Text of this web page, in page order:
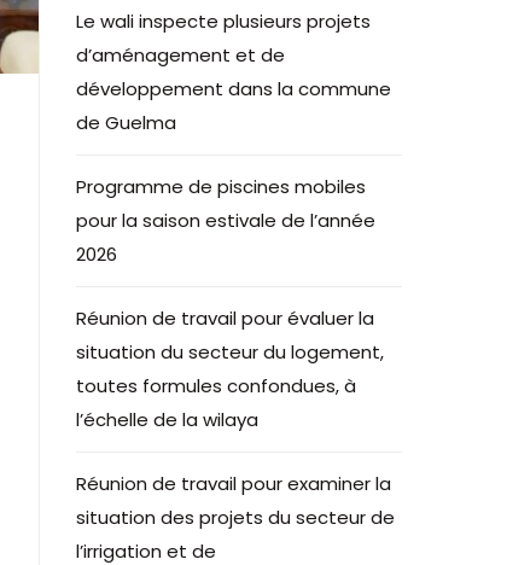
Le wali inspecte plusieurs projets
d’aménagement et de
développement dans la commune
de Guelma
Programme de piscines mobiles
pour la saison estivale de l’année
2026
Réunion de travail pour évaluer la
situation du secteur du logement,
toutes formules confondues, à
l’échelle de la wilaya
Réunion de travail pour examiner la
situation des projets du secteur de
l’irrigation et de